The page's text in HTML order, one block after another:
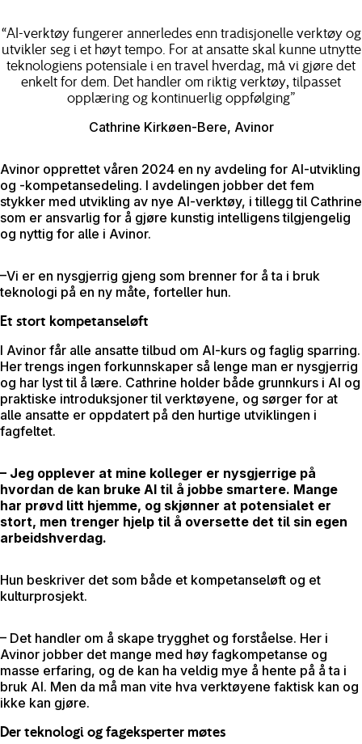
“AI-verktøy fungerer annerledes enn tradisjonelle verktøy og
utvikler seg i et høyt tempo. For at ansatte skal kunne utnytte
teknologiens potensiale i en travel hverdag, må vi gjøre det
enkelt for dem. Det handler om riktig verktøy, tilpasset
opplæring og kontinuerlig oppfølging”
Cathrine Kirkøen-Bere, Avinor
Avinor opprettet våren 2024 en ny avdeling for AI-utvikling
og -kompetansedeling. I avdelingen jobber det fem
stykker med utvikling av nye AI-verktøy, i tillegg til Cathrine
som er ansvarlig for å gjøre kunstig intelligens tilgjengelig
og nyttig for alle i Avinor.
–Vi er en nysgjerrig gjeng som brenner for å ta i bruk
teknologi på en ny måte, forteller hun.
Et stort kompetanseløft
I Avinor får alle ansatte tilbud om AI-kurs og faglig sparring.
Her trengs ingen forkunnskaper så lenge man er nysgjerrig
og har lyst til å lære. Cathrine holder både grunnkurs i AI og
praktiske introduksjoner til verktøyene, og sørger for at
alle ansatte er oppdatert på den hurtige utviklingen i
fagfeltet.
– Jeg opplever at mine kolleger er nysgjerrige på
hvordan de kan bruke AI til å jobbe smartere. Mange
har prøvd litt hjemme, og skjønner at potensialet er
stort, men trenger hjelp til å oversette det til sin egen
arbeidshverdag.
Hun beskriver det som både et kompetanseløft og et
kulturprosjekt.
– Det handler om å skape trygghet og forståelse. Her i
Avinor jobber det mange med høy fagkompetanse og
masse erfaring, og de kan ha veldig mye å hente på å ta i
bruk AI. Men da må man vite hva verktøyene faktisk kan og
ikke kan gjøre.
Der teknologi og fageksperter møtes